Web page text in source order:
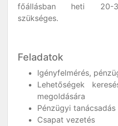
főállásban heti 20-
szükséges.
Feladatok
Igényfelmérés,
Lehetőségek
megoldására
Pénzügyi
Csapat vezetés